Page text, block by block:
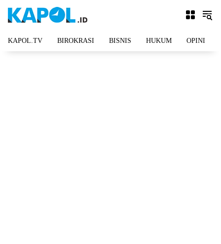
KAPOL.TV BIROKRASI BISNIS HUKUM OPINI